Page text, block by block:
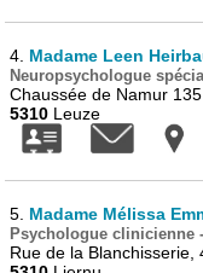
4. Madame Leen
Neuropsychologue
Chaussée de Namur 135
5310 Leuze
5. Madame Mélissa
Psychologue clinicienne
Rue de la Blanchisserie,